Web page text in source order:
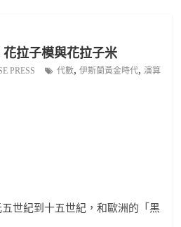
花拉子模與花拉子米
PRESS 代數,伊斯蘭黃金時代,演算
五世紀到十五世紀，和歐洲的「黑